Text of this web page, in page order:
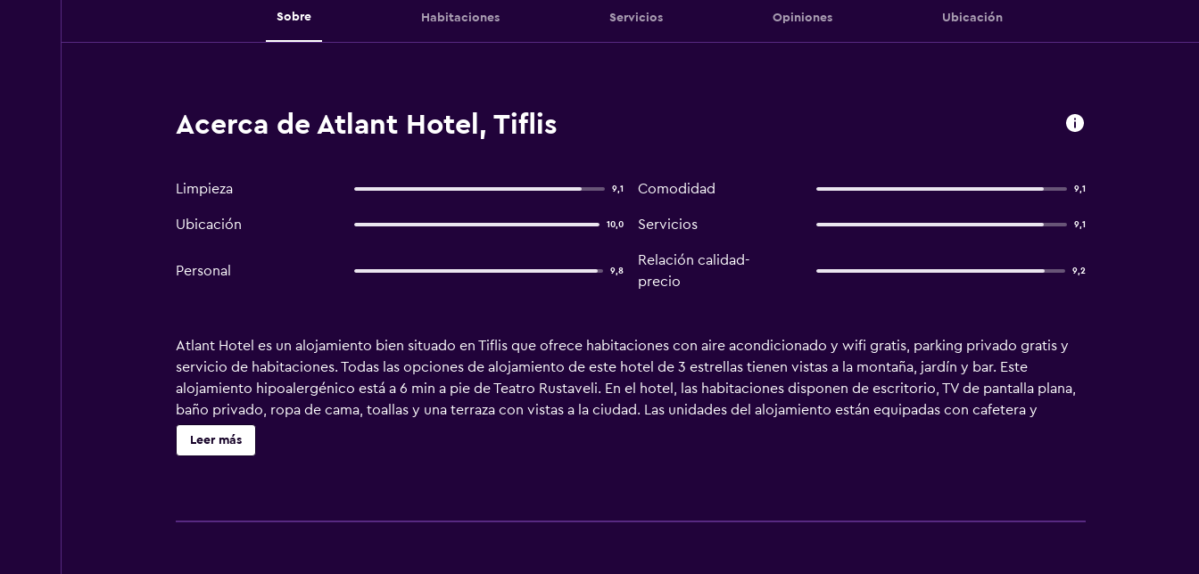
Sobre Habitaciones Servicios Opiniones Ubicación
Acerca de Atlant Hotel, Tiflis
Limpieza 9,1 Comodidad 9,1
Ubicación 10,0 Servicios 9,1
Personal 9,8
Relación calidad-
precio
9,2
Atlant Hotel es un alojamiento bien situado en Tiflis que ofrece habitaciones con aire acondicionado y wifi gratis, parking privado gratis y
servicio de habitaciones. Todas las opciones de alojamiento de este hotel de 3 estrellas tienen vistas a la montaña, jardín y bar. Este
alojamiento hipoalergénico está a 6 min a pie de Teatro Rustaveli. En el hotel, las habitaciones disponen de escritorio, TV de pantalla plana,
baño privado, ropa de cama, toallas y una terraza con vistas a la ciudad. Las unidades del alojamiento están equipadas con cafetera y
ordenador. En Atlant Hotel se puede disfrutar de un desayuno continental. El personal, que habla inglés, georgiano y ruso, ofrece consejos
las 24 horas en la recepción. Cerca del alojamiento hay puntos de interés como Teatro de la Ópera y el Ballet de Tiflis, Plaza de la Libertad y
Leer más